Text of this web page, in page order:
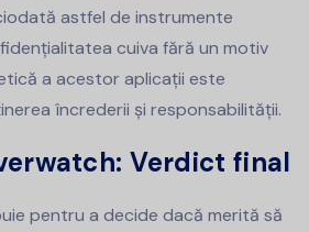
astfel de instrumente
cuiva fără un motiv
a acestor aplicații este
încrederii și responsabilității.
Verdict final
pentru a decide dacă merită să